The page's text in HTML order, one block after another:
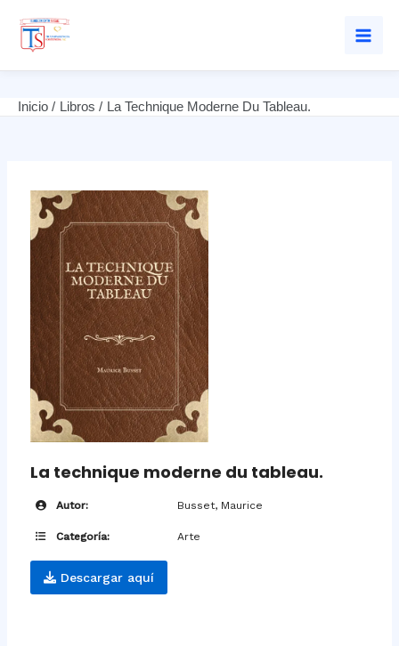
Inicio Libros La Technique Moderne Du Tableau.
La technique moderne du tableau.
Autor: Busset, Maurice
Categoría: Arte
Descargar aquí